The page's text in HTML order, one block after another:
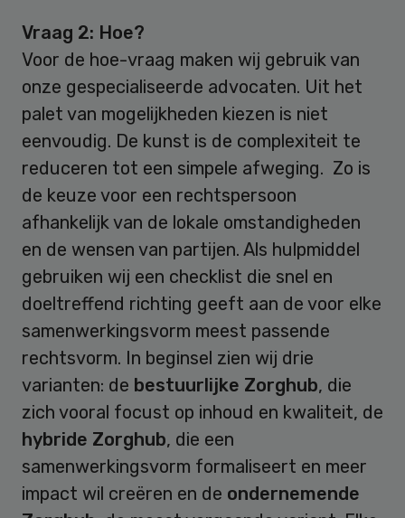
Vraag 2: Hoe?
Voor de hoe-vraag maken wij gebruik van
onze gespecialiseerde advocaten. Uit het
palet van mogelijkheden kiezen is niet
eenvoudig. De kunst is de complexiteit te
reduceren tot een simpele afweging. Zo is
de keuze voor een rechtspersoon
afhankelijk van de lokale omstandigheden
en de wensen van partijen. Als hulpmiddel
gebruiken wij een checklist die snel en
doeltreffend richting geeft aan de voor elke
samenwerkingsvorm meest passende
rechtsvorm. In beginsel zien wij drie
varianten: de bestuurlijke Zorghub, die
zich vooral focust op inhoud en kwaliteit, de
hybride Zorghub, die een
samenwerkingsvorm formaliseert en meer
impact wil creëren en de ondernemende